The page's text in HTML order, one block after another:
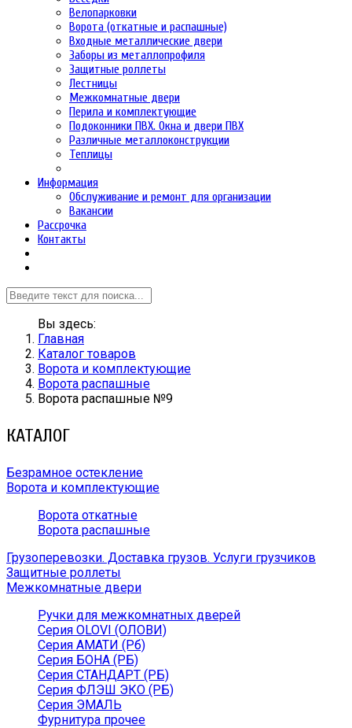
Велопарковки
Ворота (откатные и распашные)
Входные металлические двери
Заборы из металлопрофиля
Защитные роллеты
Лестницы
Межкомнатные двери
Перила и комплектующие
Подоконники ПВХ. Окна и двери ПВХ
Различные металлоконструкции
Теплицы
Информация
Обслуживание и ремонт для организации
Вакансии
Рассрочка
Контакты
Вы здесь:
Главная
Каталог товаров
Ворота и комплектующие
Ворота распашные
Ворота распашные №9
КАТАЛОГ
Безрамное остекление
Ворота и комплектующие
Ворота откатные
Ворота распашные
Грузоперевозки. Доставка грузов. Услуги грузчиков
Защитные роллеты
Межкомнатные двери
Ручки для межкомнатных дверей
Серия OLOVI (ОЛОВИ)
Серия АМАТИ (Рб)
Серия БОНА (РБ)
Серия СТАНДАРТ (РБ)
Серия ФЛЭШ ЭКО (РБ)
Серия ЭМАЛЬ
Фурнитура прочее